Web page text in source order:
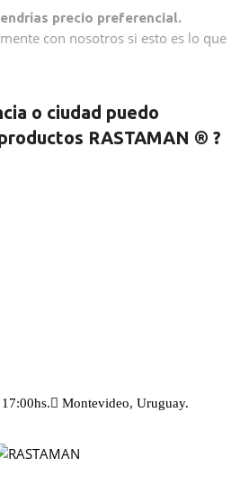
precio preferencial.
con nosotros si esto es lo que
o ciudad puedo
RASTAMAN ®️ ?
Montevideo, Uruguay.